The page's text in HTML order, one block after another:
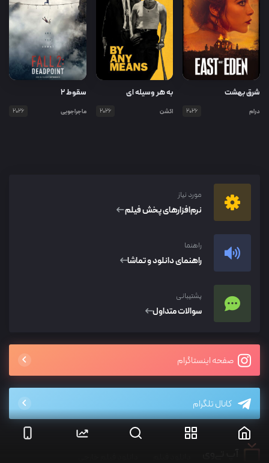
شرق بهشت
درام 2026
به هر وسیله ای
اکشن 2026
سقوط ۲
ماجراجویی 2026
مورد نیاز
نرم‌افزار‌های پخش فیلم
راهنما
راهنمای دانلود و تماشا
پشتیبانی
سوالات متداول
صفحه اینستاگرام
کانال تلگرام